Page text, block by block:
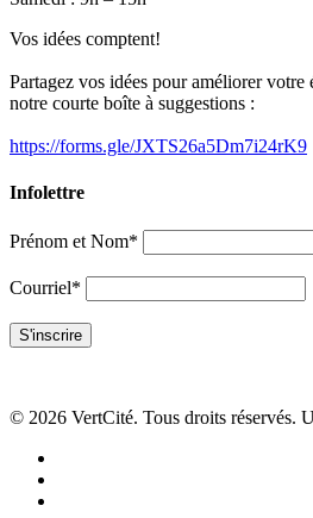
Vos idées comptent!
Partagez vos idées pour améliorer votre
notre courte boîte à suggestions :
https://forms.gle/JXTS26a5Dm7i24rK9
Infolettre
Prénom et Nom*
Courriel*
© 2026 VertCité. Tous droits réservés.